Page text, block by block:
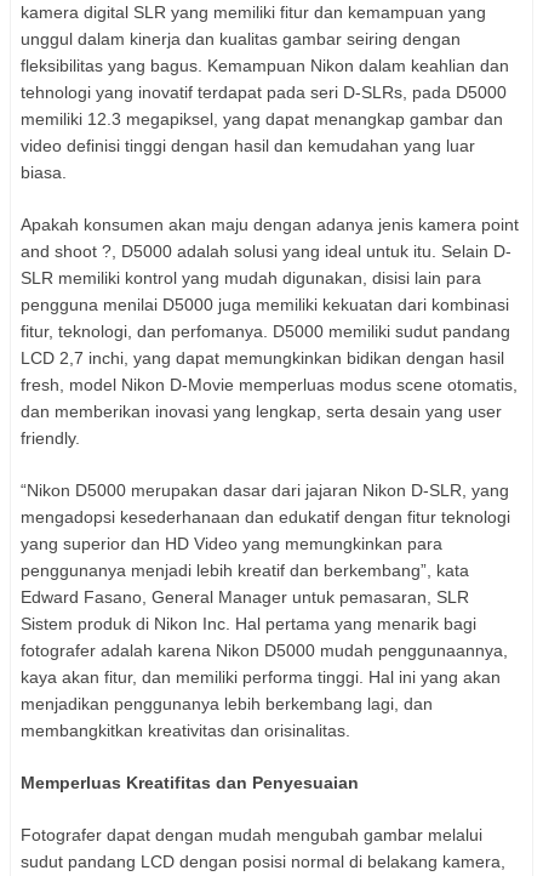
kamera digital SLR yang memiliki fitur dan kemampuan yang
unggul dalam kinerja dan kualitas gambar seiring dengan
fleksibilitas yang bagus. Kemampuan Nikon dalam keahlian dan
tehnologi yang inovatif terdapat pada seri D-SLRs, pada D5000
memiliki 12.3 megapiksel, yang dapat menangkap gambar dan
video definisi tinggi dengan hasil dan kemudahan yang luar
biasa.
Apakah konsumen akan maju dengan adanya jenis kamera point
and shoot ?, D5000 adalah solusi yang ideal untuk itu. Selain D-
SLR memiliki kontrol yang mudah digunakan, disisi lain para
pengguna menilai D5000 juga memiliki kekuatan dari kombinasi
fitur, teknologi, dan perfomanya. D5000 memiliki sudut pandang
LCD 2,7 inchi, yang dapat memungkinkan bidikan dengan hasil
fresh, model Nikon D-Movie memperluas modus scene otomatis,
dan memberikan inovasi yang lengkap, serta desain yang user
friendly.
“Nikon D5000 merupakan dasar dari jajaran Nikon D-SLR, yang
mengadopsi kesederhanaan dan edukatif dengan fitur teknologi
yang superior dan HD Video yang memungkinkan para
penggunanya menjadi lebih kreatif dan berkembang”, kata
Edward Fasano, General Manager untuk pemasaran, SLR
Sistem produk di Nikon Inc. Hal pertama yang menarik bagi
fotografer adalah karena Nikon D5000 mudah penggunaannya,
kaya akan fitur, dan memiliki performa tinggi. Hal ini yang akan
menjadikan penggunanya lebih berkembang lagi, dan
membangkitkan kreativitas dan orisinalitas.
Memperluas Kreatifitas dan Penyesuaian
Fotografer dapat dengan mudah mengubah gambar melalui
sudut pandang LCD dengan posisi normal di belakang kamera,